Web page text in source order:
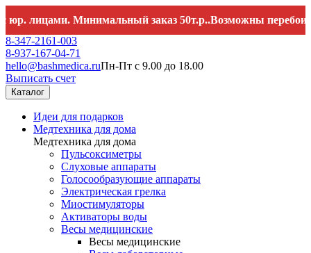
Минимальный заказ 50т.р..Возможны перебои со
8-347-2161-003
8-937-167-04-71
hello@bashmedica.ruПн-Пт с 9.00 до 18.00
Выписать счет
Каталог
Идеи для подарков
Медтехника для дома
Медтехника для дома
Пульсоксиметры
Слуховые аппараты
Голосообразующие аппараты
Электрическая грелка
Миостимуляторы
Активаторы воды
Весы медицинские
Весы медицинские